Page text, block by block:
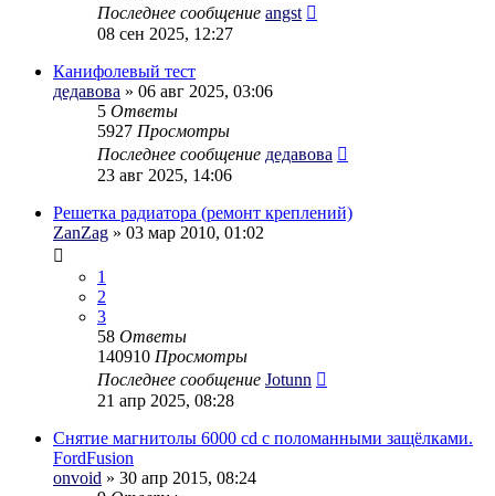
Последнее сообщение angst
08 сен 2025, 12:27
Канифолевый тест
дедавова » 06 авг 2025, 03:06
5 Ответы
5927 Просмотры
Последнее сообщение дедавова
23 авг 2025, 14:06
Решетка радиатора (ремонт креплений)
ZanZag » 03 мар 2010, 01:02
1
2
3
58 Ответы
140910 Просмотры
Последнее сообщение Jotunn
21 апр 2025, 08:28
Снятие магнитолы 6000 cd с поломанными защёлками.
FordFusion
onvoid » 30 апр 2015, 08:24